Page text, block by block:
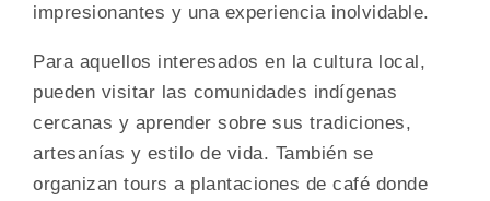
impresionantes y una experiencia inolvidable.
Para aquellos interesados en la cultura local,
pueden visitar las comunidades indígenas
cercanas y aprender sobre sus tradiciones,
artesanías y estilo de vida. También se
organizan tours a plantaciones de café donde